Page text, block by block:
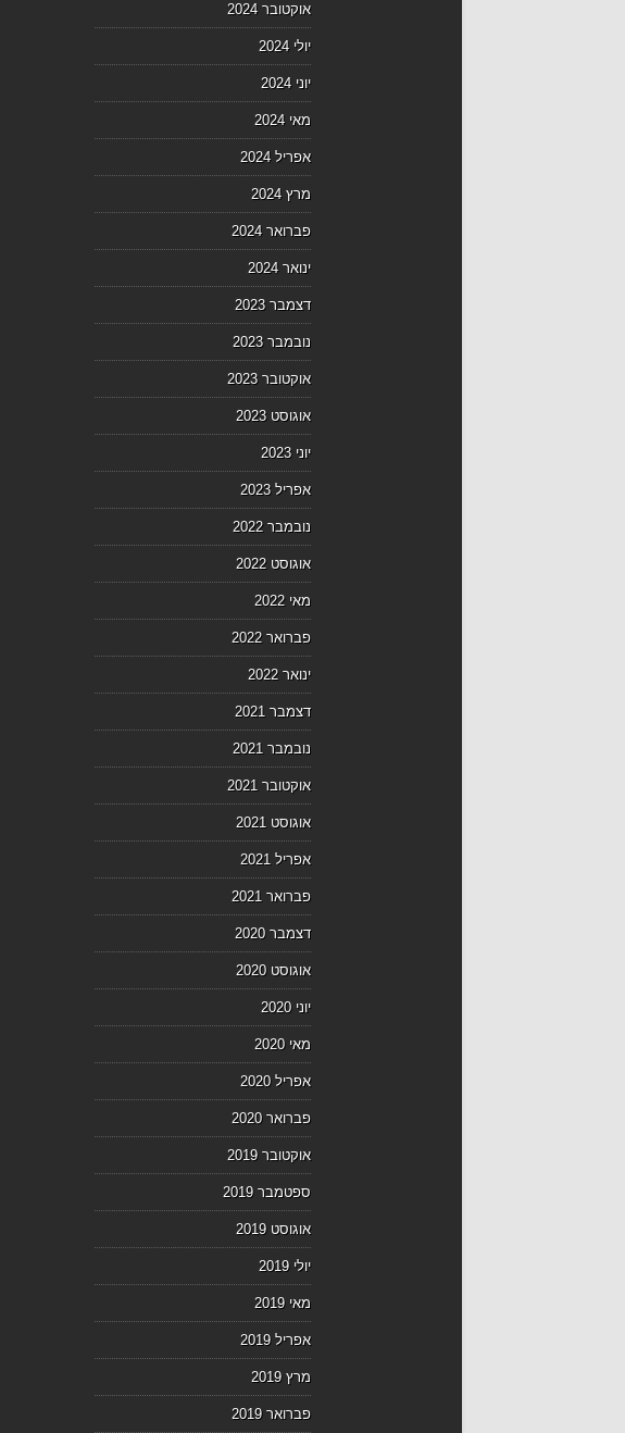
אוקטובר 2024
יולי 2024
יוני 2024
מאי 2024
אפריל 2024
מרץ 2024
פברואר 2024
ינואר 2024
דצמבר 2023
נובמבר 2023
אוקטובר 2023
אוגוסט 2023
יוני 2023
אפריל 2023
נובמבר 2022
אוגוסט 2022
מאי 2022
פברואר 2022
ינואר 2022
דצמבר 2021
נובמבר 2021
אוקטובר 2021
אוגוסט 2021
אפריל 2021
פברואר 2021
דצמבר 2020
אוגוסט 2020
יוני 2020
מאי 2020
אפריל 2020
פברואר 2020
אוקטובר 2019
ספטמבר 2019
אוגוסט 2019
יולי 2019
מאי 2019
אפריל 2019
מרץ 2019
פברואר 2019